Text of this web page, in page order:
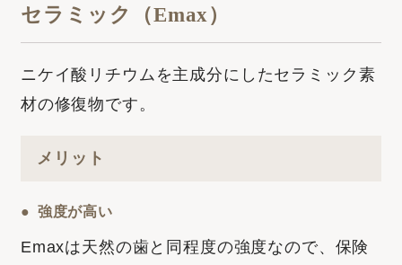
セラミック（Emax）
ニケイ酸リチウムを主成分にしたセラミック素
材の修復物です。
メリット
強度が高い
Emaxは天然の歯と同程度の強度なので、保険